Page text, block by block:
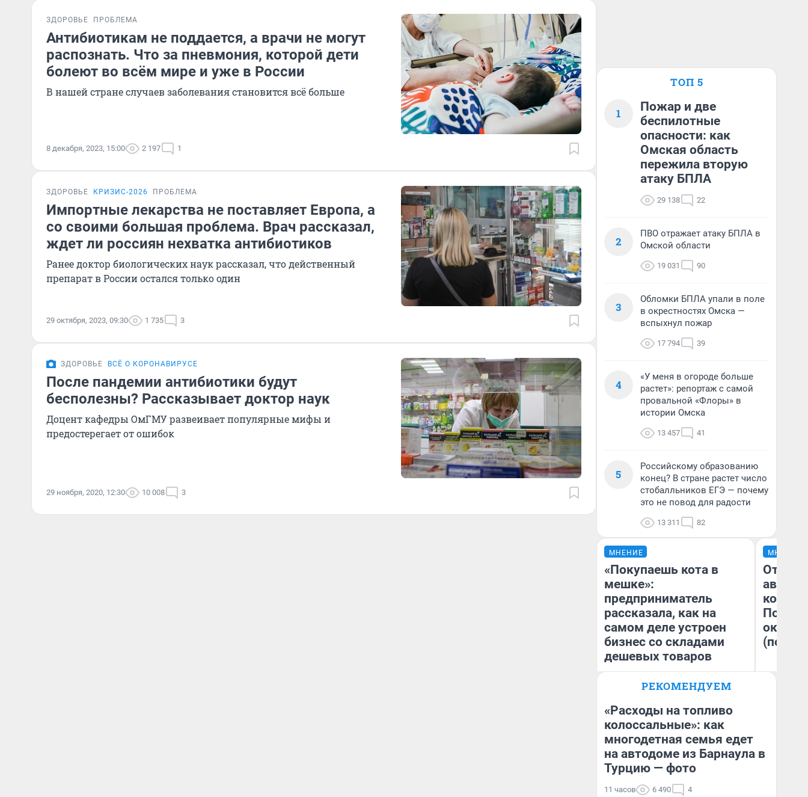
ЗДОРОВЬЕ ПРОБЛЕМА
Антибиотикам не поддается, а врачи не могут
распознать. Что за пневмония, которой дети
болеют во всём мире и уже в России
В нашей стране случаев заболевания становится всё больше
8 декабря, 2023, 15:00 2 197 1
ЗДОРОВЬЕ КРИЗИС-2026 ПРОБЛЕМА
Импортные лекарства не поставляет Европа, а
со своими большая проблема. Врач рассказал,
ждет ли россиян нехватка антибиотиков
Ранее доктор биологических наук рассказал, что действенный
препарат в России остался только один
29 октября, 2023, 09:30 1 735 3
ЗДОРОВЬЕ ВСЁ О КОРОНАВИРУСЕ
После пандемии антибиотики будут
бесполезны? Рассказывает доктор наук
Доцент кафедры ОмГМУ развеивает популярные мифы и
предостерегает от ошибок
29 ноября, 2020, 12:30 10 008 3
ТОП 5
1
Пожар и две
беспилотные
опасности: как
Омская область
пережила вторую
атаку БПЛА
29 138 22
2
ПВО отражает атаку БПЛА в
Омской области
19 031 90
3
Обломки БПЛА упали в поле
в окрестностях Омска —
вспыхнул пожар
17 794 39
4
«У меня в огороде больше
растет»: репортаж с самой
провальной «Флоры» в
истории Омска
13 457 41
5
Российскому образованию
конец? В стране растет число
стобалльников ЕГЭ — почему
это не повод для радости
13 311 82
МНЕНИЕ
«Покупаешь кота в
мешке»:
предприниматель
рассказала, как на
самом деле устроен
бизнес со складами
дешевых товаров
Наталья Шорохова
деньги соцразвития
МНЕНИЕ
От
(почти
РЕКОМЕНДУЕМ
«Расходы на топливо
колоссальные»: как
многодетная семья едет
на автодоме из Барнаула в
Турцию — фото
11 часов 6 490 4